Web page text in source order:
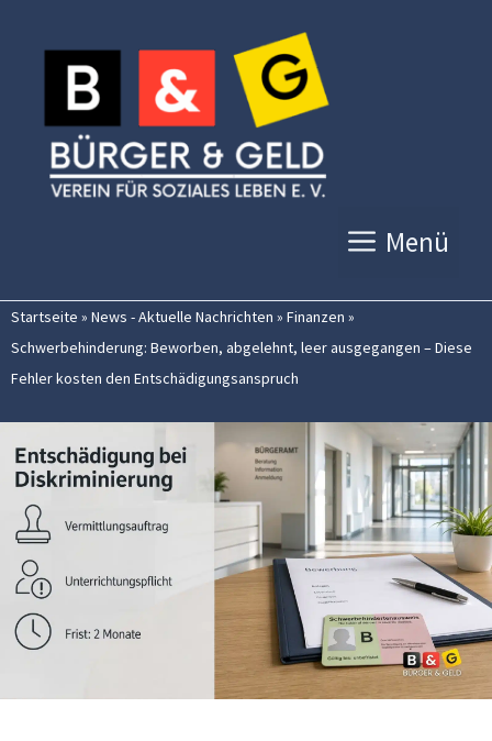
Inhalt
springen
Menü
Startseite » News - Aktuelle Nachrichten » Finanzen »
Schwerbehinderung: Beworben, abgelehnt, leer ausgegangen – Diese
Fehler kosten den Entschädigungsanspruch